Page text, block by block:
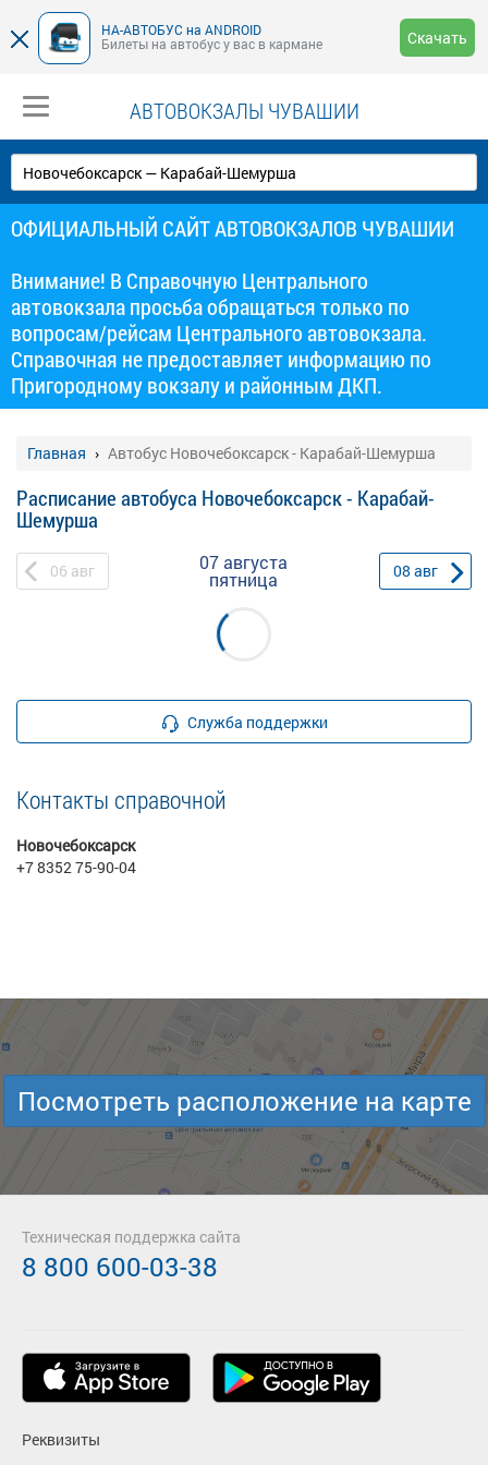
НА-АВТОБУС на ANDROID
Билеты на автобус у вас в кармане
Скачать
АВТОВОКЗАЛЫ ЧУВАШИИ
ОФИЦИАЛЬНЫЙ САЙТ АВТОВОКЗАЛОВ ЧУВАШИИ
Внимание! В Справочную Центрального
автовокзала просьба обращаться только по
вопросам/рейсам Центрального автовокзала.
Справочная не предоставляет информацию по
Пригородному вокзалу и районным ДКП.
Главная Автобус Новочебоксарск - Карабай-Шемурша
Расписание автобуса Новочебоксарск - Карабай-
Шемурша
06 авг 07 августа
пятница 08 авг
Служба поддержки
Контакты справочной
Новочебоксарск
+7 8352 75-90-04
Посмотреть расположение на карте
Реквизиты
Техническая поддержка сайта
8 800 600-03-38